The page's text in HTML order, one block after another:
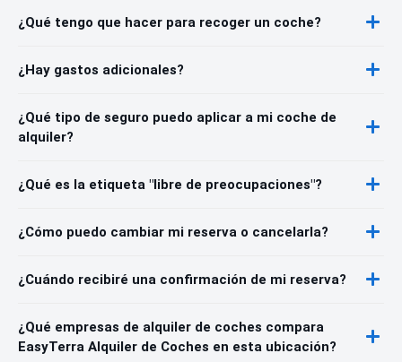
¿Qué tengo que hacer para recoger un coche?
¿Hay gastos adicionales?
¿Qué tipo de seguro puedo aplicar a mi coche de
alquiler?
¿Qué es la etiqueta "libre de preocupaciones"?
¿Cómo puedo cambiar mi reserva o cancelarla?
¿Cuándo recibiré una confirmación de mi reserva?
¿Qué empresas de alquiler de coches compara
EasyTerra Alquiler de Coches en esta ubicación?